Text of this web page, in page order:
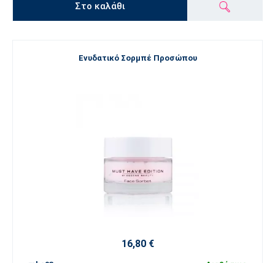
Στο καλάθι
Ενυδατικό Σορμπέ Προσώπου
16,80 €